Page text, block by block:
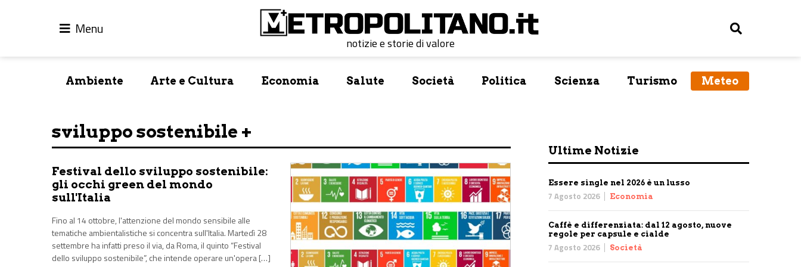
Menu
notizie e storie di valore
Ambiente Arte e Cultura Economia Salute Società Politica Scienza Turismo Meteo
sviluppo sostenibile +
Festival dello sviluppo sostenibile:
gli occhi green del mondo
sull'Italia
Fino al 14 ottobre, l'attenzione del mondo sensibile alle
tematiche ambientalistiche si concentra sull'Italia. Martedì 28
settembre ha infatti preso il via, da Roma, il quinto “Festival
dello sviluppo sostenibile”, che intende operare un'opera […]
Ultime Notizie
Essere single nel 2026 è un lusso
7 Agosto 2026 Economia
Caffè e differenziata: dal 12 agosto, nuove
regole per capsule e cialde
7 Agosto 2026 Società